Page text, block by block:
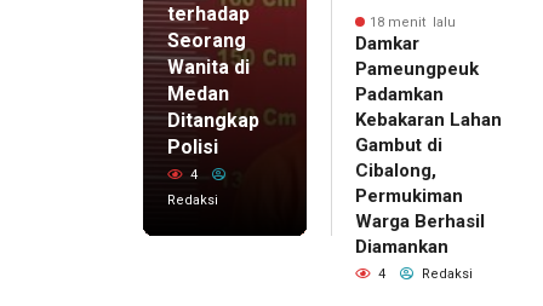
terhadap
Seorang
Wanita di
Medan
Ditangkap
Polisi
4
Redaksi
18 menit lalu
Damkar
Pameungpeuk
Padamkan
Kebakaran Lahan
Gambut di
Cibalong,
Permukiman
Warga Berhasil
Diamankan
4 Redaksi